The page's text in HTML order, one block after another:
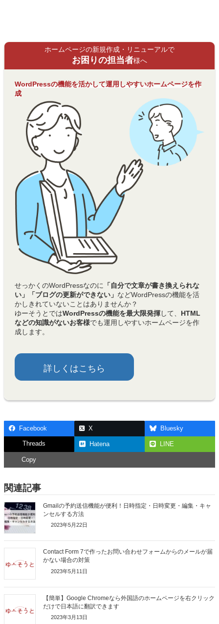
ホームページの新規作成・リニューアルで
お困りの担当者様へ
WordPressの機能を活かして運用しやすいホームページを作
成
せっかくのWordPressなのに
「自分で文章が書き換えられな
い」「ブログの更新ができない」 などWordPressの機能を活
かしきれていないことはありませんか？
ゆーそうとではWordPressの機能を最大限発揮して、 HTML
などの知識がないお客様でも運用しやすいホームページを作
成します。
詳しくはこちら
Facebook X Bluesky
Threads Hatena LINE
Copy
関連記事
Gmailの予約送信機能が便利！日時指定・日時変更・編集・キャ
ンセルする方法
2023年5月22日
Contact Form 7で作ったお問い合わせフォームからのメールが届
かない場合の対策
2023年5月11日
【簡単】Google Chromeなら外国語のホームページを右クリック
だけで日本語に翻訳できます
2023年3月13日